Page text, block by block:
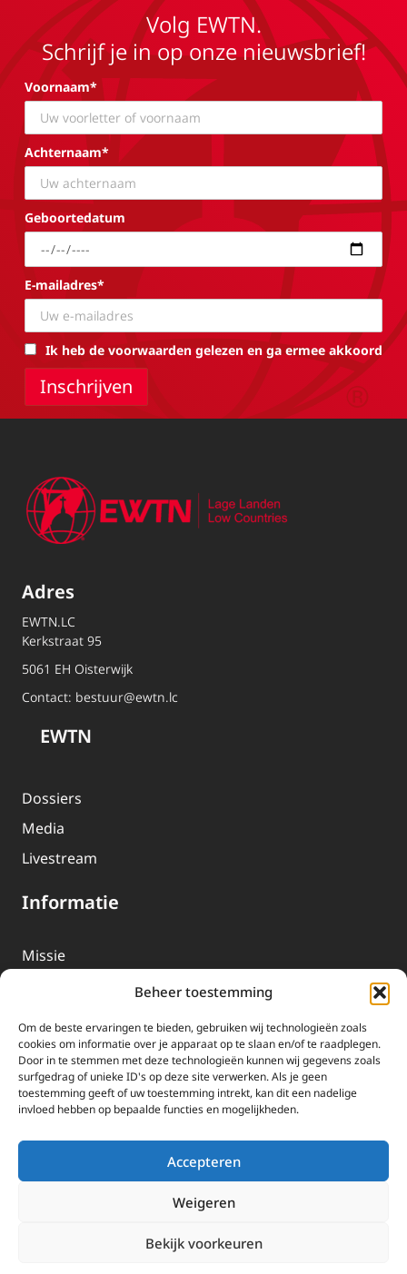
Beheer toestemming
Om de beste ervaringen te bieden, gebruiken wij technologieën zoals
cookies om informatie over je apparaat op te slaan en/of te raadplegen.
Door in te stemmen met deze technologieën kunnen wij gegevens zoals
surfgedrag of unieke ID's op deze site verwerken. Als je geen
toestemming geeft of uw toestemming intrekt, kan dit een nadelige
invloed hebben op bepaalde functies en mogelijkheden.
Accepteren
Weigeren
Bekijk voorkeuren
Volg EWTN.
Schrijf je in op onze nieuwsbrief!
Voornaam*
Achternaam*
Geboortedatum
E-mailadres*
Ik heb de voorwaarden gelezen en ga ermee akkoord
Adres
EWTN.LC
Kerkstraat 95
5061 EH Oisterwijk
Contact: bestuur@ewtn.lc
EWTN
Dossiers
Media
Livestream
Informatie
Missie
EWTN-Team
Organisatiegegevens
Doneren
EWTN wordt uitsluitend gefinancierd door uw donaties.
Wij ontvangen bewust geen advertentie-inkomsten of